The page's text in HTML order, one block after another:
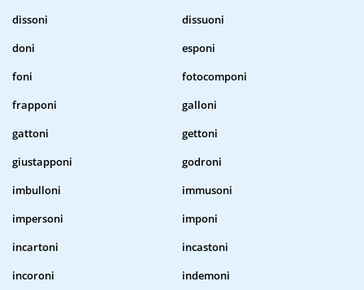
dissoni
dissuoni
doni
esponi
foni
fotocomponi
frapponi
galloni
gattoni
gettoni
giustapponi
godroni
imbulloni
immusoni
impersoni
imponi
incartoni
incastoni
incoroni
indemoni